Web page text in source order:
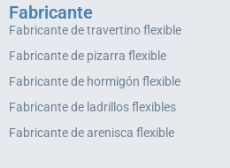
Fabricante
Fabricante de travertino flexible
Fabricante de pizarra flexible
Fabricante de hormigón flexible
Fabricante de ladrillos flexibles
Fabricante de arenisca flexible